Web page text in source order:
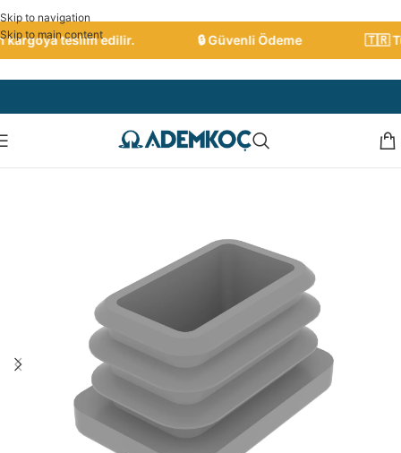
Skip to navigation
Skip to main content
teslim edilir. 🔒 Güvenli Ödeme 🇹🇷